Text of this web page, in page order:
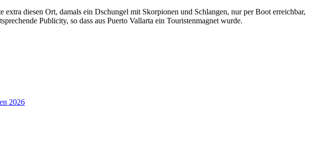
diesen Ort, damals ein Dschungel mit Skorpionen und Schlangen, nur per Boot erreichbar,
Publicity, so dass aus Puerto Vallarta ein Touristenmagnet wurde.
2026